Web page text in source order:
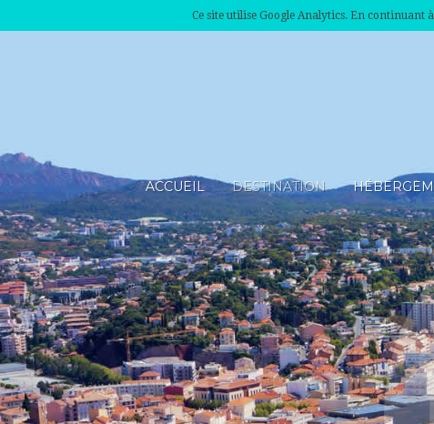
Ce site utilise Google Analytics. En continuant
ACCUEIL DESTINATION